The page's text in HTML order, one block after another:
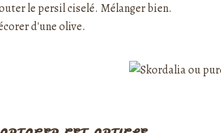
le persil ciselé. Mélanger bien.
d'une olive.